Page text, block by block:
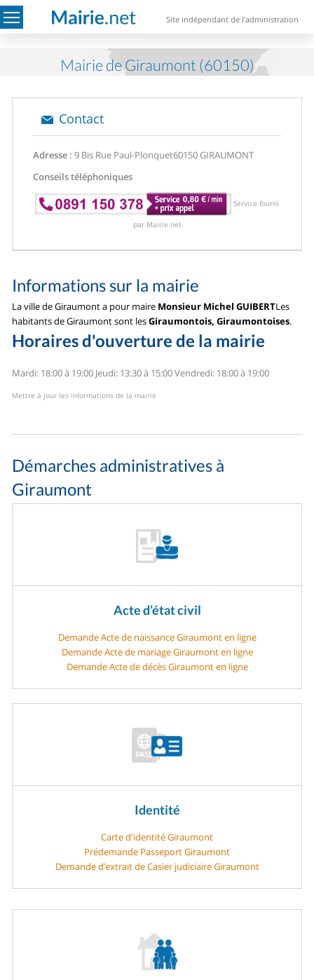
Site indépendant de l'administration
Mairie de Giraumont (60150)
Contact
Adresse : 9 Bis Rue Paul-Plonquet60150 GIRAUMONT
Conseils téléphoniques
Service fourni
par Mairie.net
Informations sur la mairie
La ville de Giraumont a pour maire Monsieur Michel GUIBERTLes
habitants de Giraumont sont lesGiraumontois, Giraumontoises.
Horaires d'ouverture de la mairie
Mardi: 18:00 à 19:00 Jeudi: 13:30 à 15:00Vendredi: 18:00 à 19:00
Mettre à jour les informations de la mairie
Démarches administratives à
Giraumont
Acte d’état civil
Demande Acte de naissance Giraumont en ligne
Demande Acte de mariage Giraumont en ligne
Demande Acte de décès Giraumont en ligne
Identité
Carte d'identité Giraumont
Prédemande Passeport Giraumont
Demande d’extrait de Casier judiciaire Giraumont